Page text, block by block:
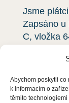
Abychom poskytli co
k informacím o
těmito
Jsme
Zapsáno u
C, vložka
Ochrana
S čím